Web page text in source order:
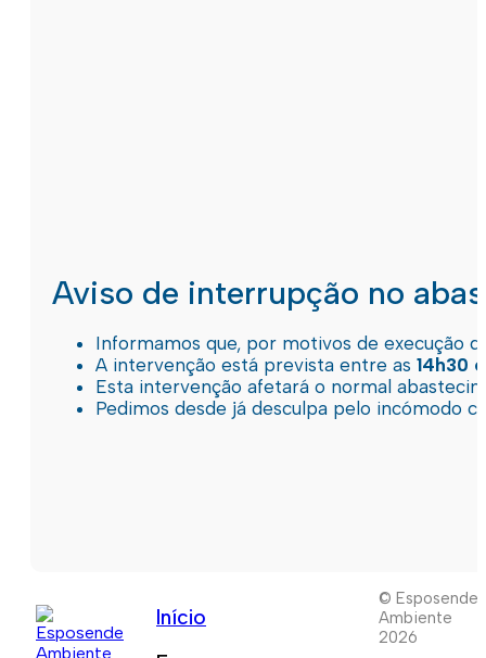
Aviso de interrupção no
Informamos que, por motivos de execução
A intervenção está prevista entre as 14h30
Esta intervenção afetará o normal
Pedimos desde já desculpa pelo incómodo
Início
© Esposende
Ambiente
2026